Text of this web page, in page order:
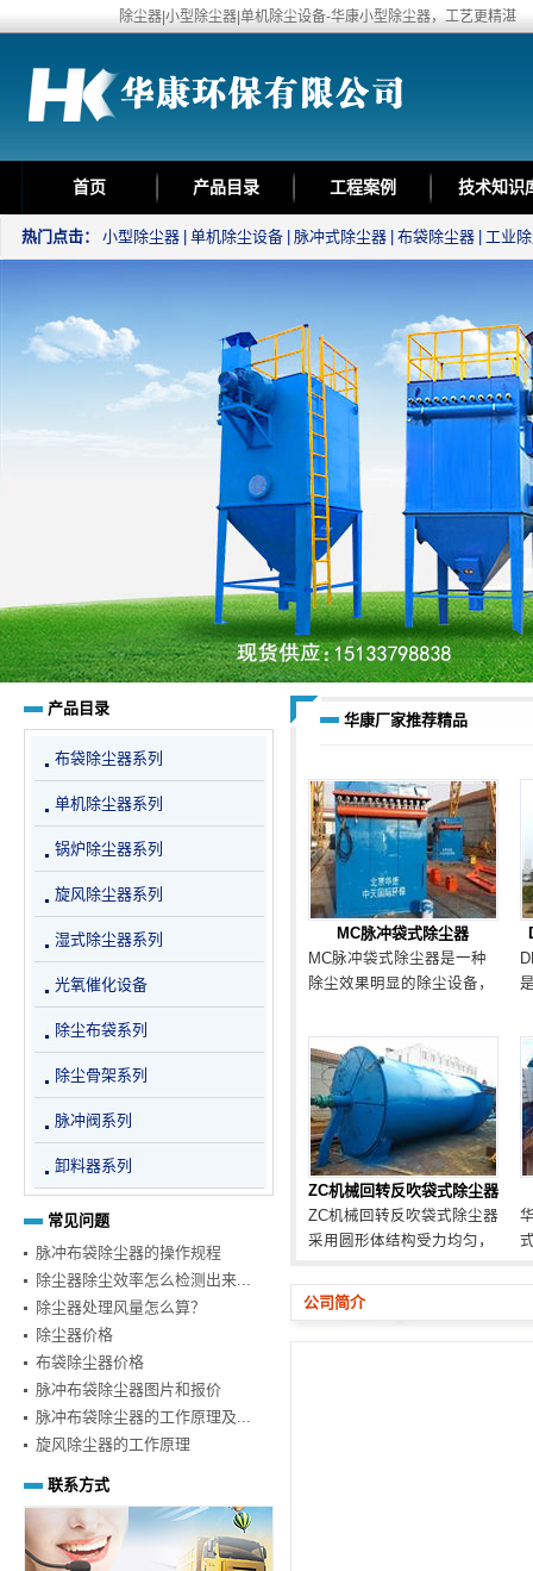
除尘器|小型除尘器|单机除尘设备-华康小型除尘器，工艺更精湛
首页 产品目录 工程案例 技术知识
热门点击： 小型除尘器 单机除尘设备 脉冲式除尘器 布袋除尘器 工业
华康厂家推荐精品
MC脉冲袋式除尘器
MC脉冲袋式除尘器是一种
除尘效果明显的除尘设备，
华康具有多年选型经验，下
面提供详细选型参数供大家
选择，且脉冲袋式除尘器的
价格也定会另您中意！
ZC机械回转反吹袋式除尘器
ZC机械回转反吹袋式除尘器
采用圆形体结构受力均匀，
用高压风机反吹清灰，不受
气源条件限制，节约能源延
长布袋使用，可广泛用于机
公司简介
产品目录
布袋除尘器系列
单机除尘器系列
锅炉除尘器系列
旋风除尘器系列
湿式除尘器系列
光氧催化设备
除尘布袋系列
除尘骨架系列
脉冲阀系列
卸料器系列
常见问题
脉冲布袋除尘器的操作规程
除尘器除尘效率怎么检测出来...
除尘器处理风量怎么算？
除尘器价格
布袋除尘器价格
脉冲布袋除尘器图片和报价
脉冲布袋除尘器的工作原理及...
旋风除尘器的工作原理
联系方式